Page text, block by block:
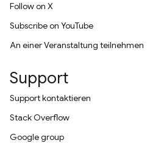
Follow on X
Subscribe on YouTube
An einer Veranstaltung teilnehmen
Support
Support kontaktieren
Stack Overflow
Google group